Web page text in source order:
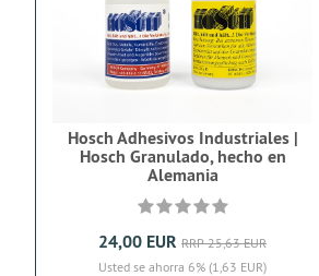
Hosch Adhesivos Industriales |
Hosch Granulado, hecho en
Alemania
24,00 EUR RRP 25,63 EUR
Usted se ahorra 6% (1,63 EUR)